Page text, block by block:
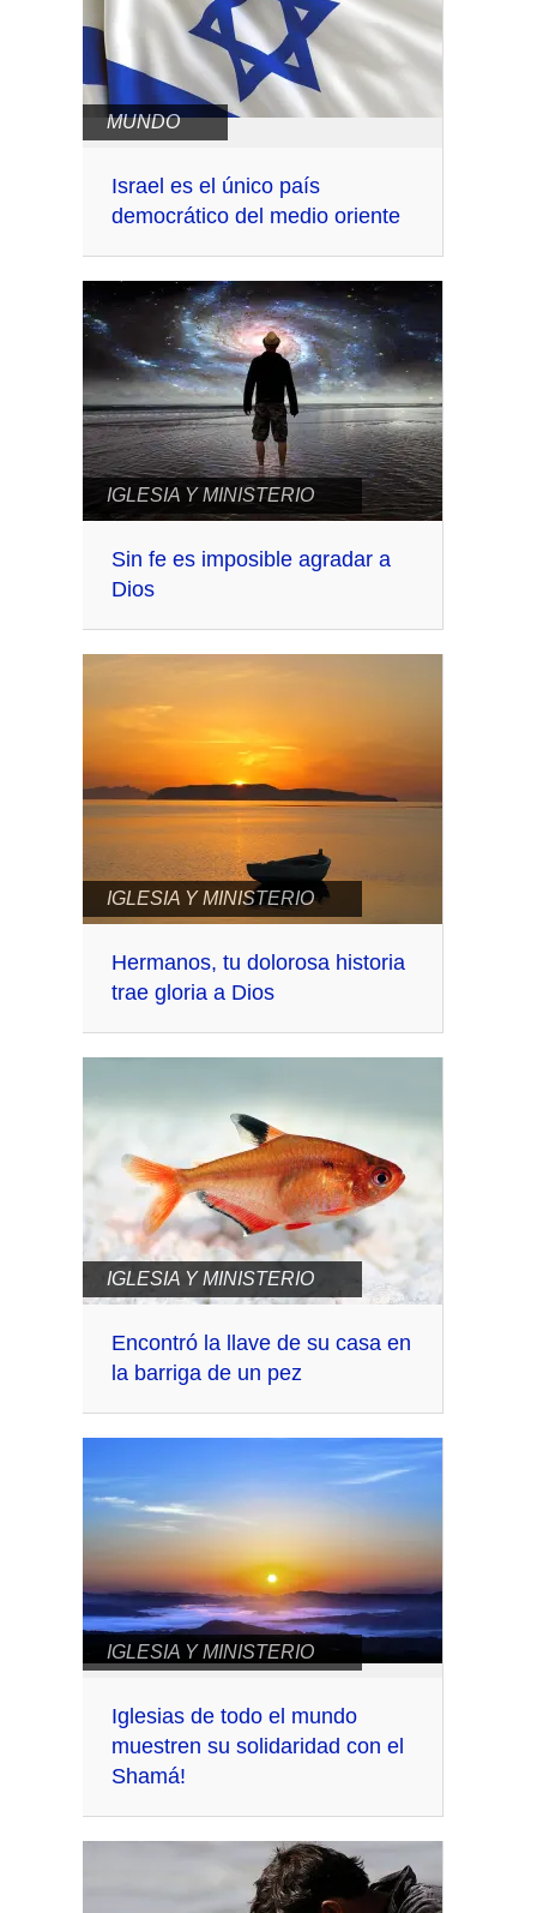
MUNDO
Israel es el único país
democrático del medio oriente
IGLESIA Y MINISTERIO
Sin fe es imposible agradar a
Dios
IGLESIA Y MINISTERIO
Hermanos, tu dolorosa historia
trae gloria a Dios
IGLESIA Y MINISTERIO
Encontró la llave de su casa en
la barriga de un pez
IGLESIA Y MINISTERIO
Iglesias de todo el mundo
muestren su solidaridad con el
Shamá!